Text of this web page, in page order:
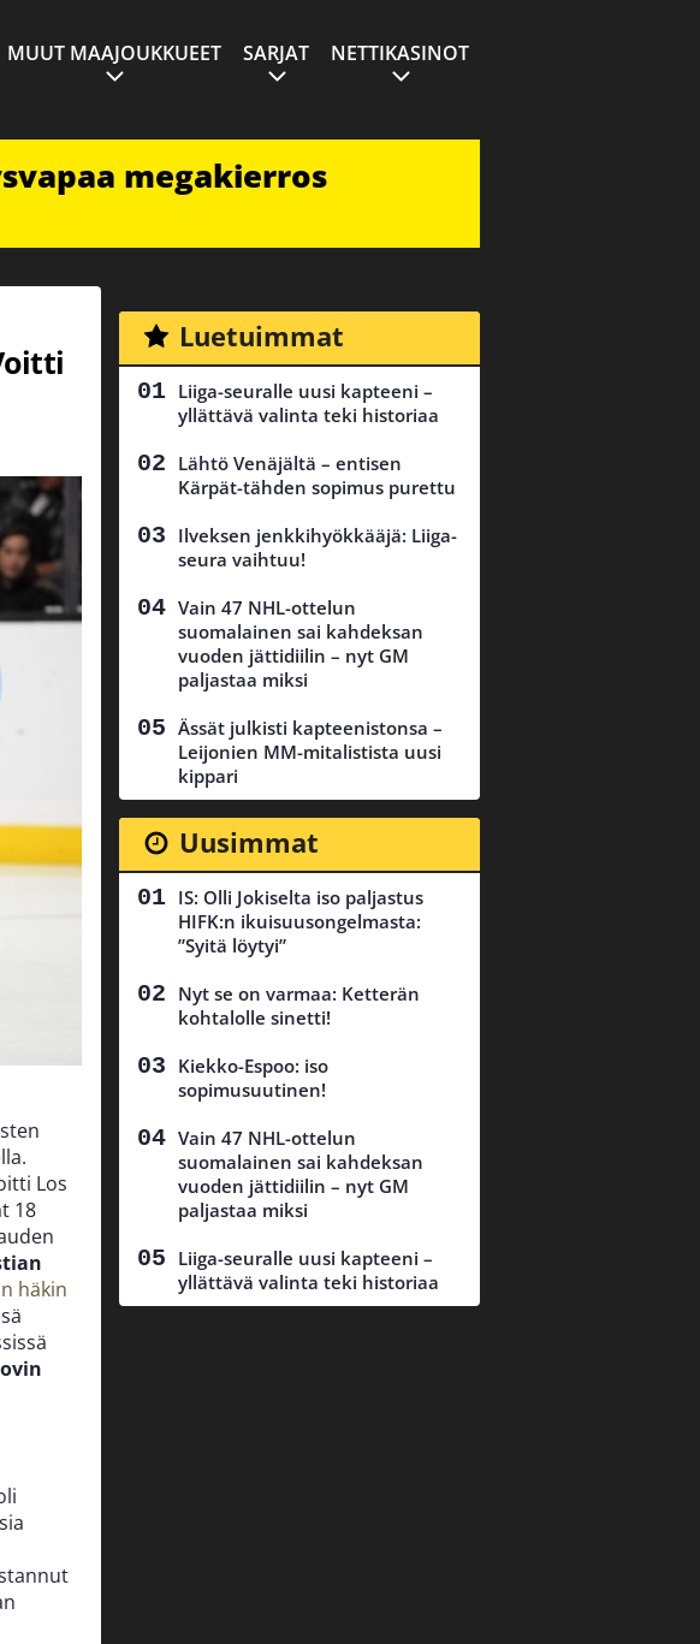
MUUT MAAJOUKKUEET SARJAT NETTIKASINOT
megakierros
Los
18
häkin
Luetuimmat
Liiga-seuralle uusi kapteeni –
yllättävä valinta teki historiaa
Lähtö Venäjältä – entisen
Kärpät-tähden sopimus purettu
Ilveksen jenkkihyökkääjä: Liiga-
seura vaihtuu!
Vain 47 NHL-ottelun
suomalainen sai kahdeksan
vuoden jättidiilin – nyt GM
paljastaa miksi
Ässät julkisti kapteenistonsa –
Leijonien MM-mitalistista uusi
kippari
Uusimmat
IS: Olli Jokiselta iso paljastus
HIFK:n ikuisuusongelmasta:
”Syitä löytyi”
Nyt se on varmaa: Ketterän
kohtalolle sinetti!
Kiekko-Espoo: iso
sopimusuutinen!
Vain 47 NHL-ottelun
suomalainen sai kahdeksan
vuoden jättidiilin – nyt GM
paljastaa miksi
Liiga-seuralle uusi kapteeni –
yllättävä valinta teki historiaa